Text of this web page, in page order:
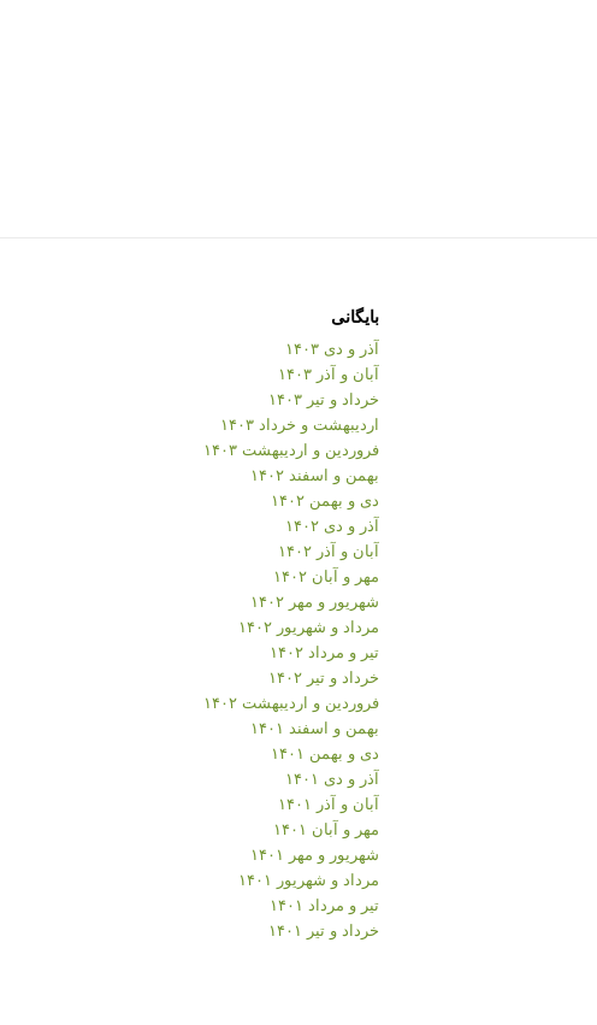
بایگانی
آذر و دی ۱۴۰۳
آبان و آذر ۱۴۰۳
خرداد و تیر ۱۴۰۳
اردیبهشت و خرداد ۱۴۰۳
فروردین و اردیبهشت ۱۴۰۳
بهمن و اسفند ۱۴۰۲
دی و بهمن ۱۴۰۲
آذر و دی ۱۴۰۲
آبان و آذر ۱۴۰۲
مهر و آبان ۱۴۰۲
شهریور و مهر ۱۴۰۲
مرداد و شهریور ۱۴۰۲
تیر و مرداد ۱۴۰۲
خرداد و تیر ۱۴۰۲
فروردین و اردیبهشت ۱۴۰۲
بهمن و اسفند ۱۴۰۱
دی و بهمن ۱۴۰۱
آذر و دی ۱۴۰۱
آبان و آذر ۱۴۰۱
مهر و آبان ۱۴۰۱
شهریور و مهر ۱۴۰۱
مرداد و شهریور ۱۴۰۱
تیر و مرداد ۱۴۰۱
خرداد و تیر ۱۴۰۱